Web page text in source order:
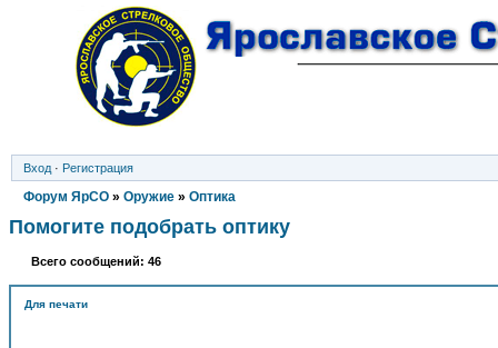
Вход · Регистрация
Форум ЯрСО » Оружие » Оптика
Помогите подобрать оптику
Всего сообщений: 46
Для печати